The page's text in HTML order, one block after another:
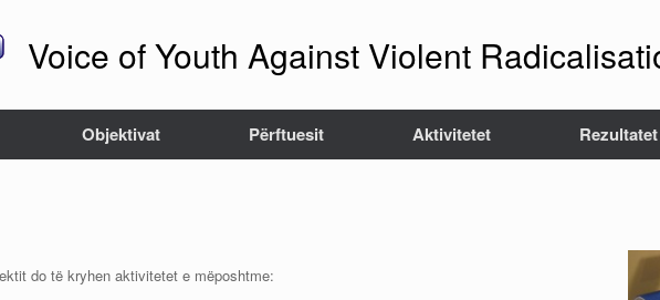
Voice of Youth Against Violent
Objektivat Përftuesit Aktivitetet Rezultatet
do të kryhen aktivitetet e mëposhtme: